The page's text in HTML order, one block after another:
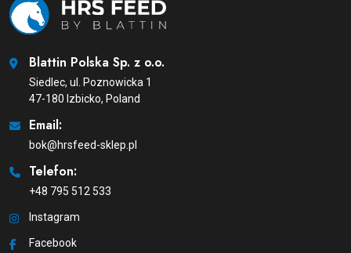
Blattin Polska Sp. z o.o.
Siedlec, ul. Poznowicka 1
47-180 Izbicko, Poland
Email:
bok@hrsfeed-sklep.pl
Telefon:
+48 795 512 533
Instagram
Facebook